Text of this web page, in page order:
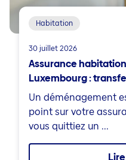
Habitation
30 juillet 2026
Assurance
Luxembourg :
Un déménagement
point sur votre
vous quittiez un ...